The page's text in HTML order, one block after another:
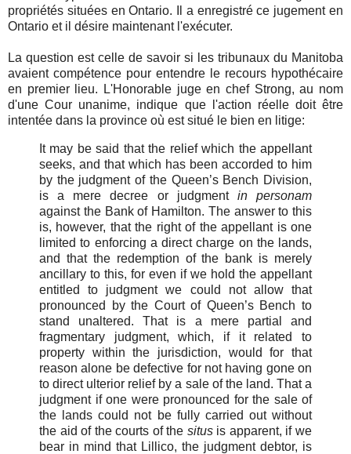
propriétés situées en Ontario. Il a enregistré ce jugement en
Ontario et il désire maintenant l'exécuter.
La question est celle de savoir si les tribunaux du Manitoba
avaient compétence pour entendre le recours hypothécaire
en premier lieu. L'Honorable juge en chef Strong, au nom
d'une Cour unanime, indique que l'action réelle doit être
intentée dans la province où est situé le bien en litige:
It may be said that the relief which the appellant
seeks, and that which has been accorded to him
by the judgment of the Queen’s Bench Division,
is a mere decree or judgment in personam
against the Bank of Hamilton. The answer to this
is, however, that the right of the appellant is one
limited to enforcing a direct charge on the lands,
and that the redemption of the bank is merely
ancillary to this, for even if we hold the appellant
entitled to judgment we could not allow that
pronounced by the Court of Queen’s Bench to
stand unaltered. That is a mere partial and
fragmentary judgment, which, if it related to
property within the jurisdiction, would for that
reason alone be defective for not having gone on
to direct ulterior relief by a sale of the land. That a
judgment if one were pronounced for the sale of
the lands could not be fully carried out without
the aid of the courts of the situsis apparent, if we
bear in mind that Lillico, the judgment debtor, is